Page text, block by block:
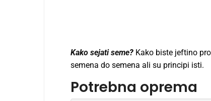
Kako sejati seme?Kako biste jeftino
semena do semena ali su principi isti.
Potrebna oprema